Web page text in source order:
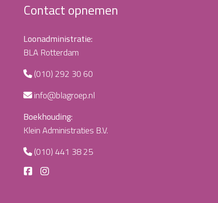
Contact opnemen
Loonadministratie:
BLA Rotterdam
(010) 292 30 60
info@blagroep.nl
Boekhouding:
Klein Administraties B.V.
(010) 441 38 25